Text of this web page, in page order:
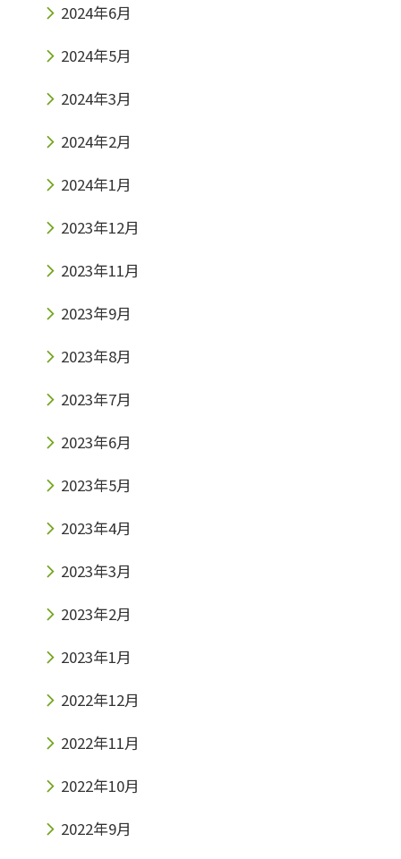
2024年6月
2024年5月
2024年3月
2024年2月
2024年1月
2023年12月
2023年11月
2023年9月
2023年8月
2023年7月
2023年6月
2023年5月
2023年4月
2023年3月
2023年2月
2023年1月
2022年12月
2022年11月
2022年10月
2022年9月